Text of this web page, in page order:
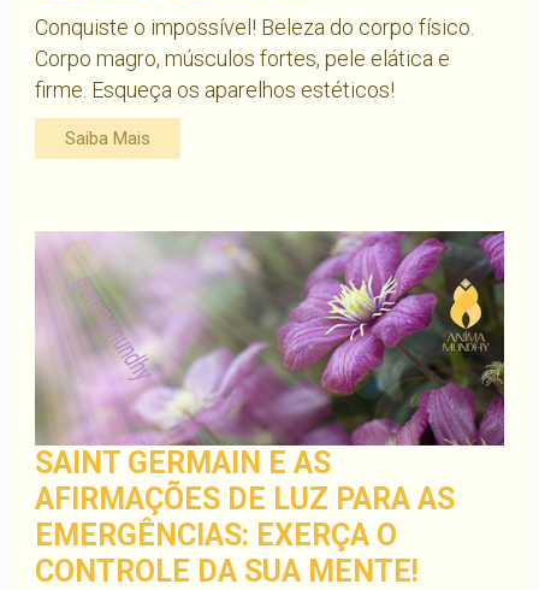
Conquiste o impossível! Beleza do corpo físico.
Corpo magro, músculos fortes, pele elática e
firme. Esqueça os aparelhos estéticos!
Saiba Mais
SAINT GERMAIN E AS
AFIRMAÇÕES DE LUZ PARA AS
EMERGÊNCIAS: EXERÇA O
CONTROLE DA SUA MENTE!